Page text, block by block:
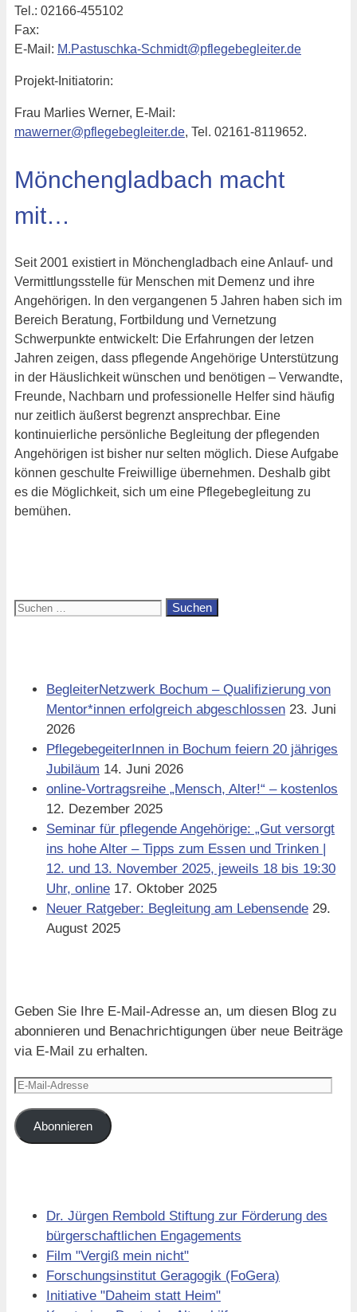
Tel.: 02166-455102
Fax:
E-Mail: M.Pastuschka-Schmidt@pflegebegleiter.de
Projekt-Initiatorin:
Frau Marlies Werner, E-Mail:
mawerner@pflegebegleiter.de, Tel. 02161-8119652.
Mönchengladbach macht
mit…
Seit 2001 existiert in Mönchengladbach eine Anlauf- und
Vermittlungsstelle für Menschen mit Demenz und ihre
Angehörigen. In den vergangenen 5 Jahren haben sich im
Bereich Beratung, Fortbildung und Vernetzung
Schwerpunkte entwickelt: Die Erfahrungen der letzen
Jahren zeigen, dass pflegende Angehörige Unterstützung
in der Häuslichkeit wünschen und benötigen – Verwandte,
Freunde, Nachbarn und professionelle Helfer sind häufig
nur zeitlich äußerst begrenzt ansprechbar. Eine
kontinuierliche persönliche Begleitung der pflegenden
Angehörigen ist bisher nur selten möglich. Diese Aufgabe
können geschulte Freiwillige übernehmen. Deshalb gibt
es die Möglichkeit, sich um eine Pflegebegleitung zu
bemühen.
Suchen
BegleiterNetzwerk Bochum – Qualifizierung von
Mentor*innen erfolgreich abgeschlossen 23. Juni
2026
PflegebegeiterInnen in Bochum feiern 20 jähriges
Jubiläum 14. Juni 2026
online-Vortragsreihe „Mensch, Alter!“ – kostenlos
12. Dezember 2025
Seminar für pflegende Angehörige: „Gut versorgt
ins hohe Alter – Tipps zum Essen und Trinken |
12. und 13. November 2025, jeweils 18 bis 19:30
Uhr, online 17. Oktober 2025
Neuer Ratgeber: Begleitung am Lebensende 29.
August 2025
Geben Sie Ihre E-Mail-Adresse an, um diesen Blog zu
abonnieren und Benachrichtigungen über neue Beiträge
via E-Mail zu erhalten.
E-
Adresse
Abonnieren
Dr. Jürgen Rembold Stiftung zur Förderung des
bürgerschaftlichen Engagements
Film "Vergiß mein nicht"
Forschungsinstitut Geragogik (FoGera)
Initiative "Daheim statt Heim"